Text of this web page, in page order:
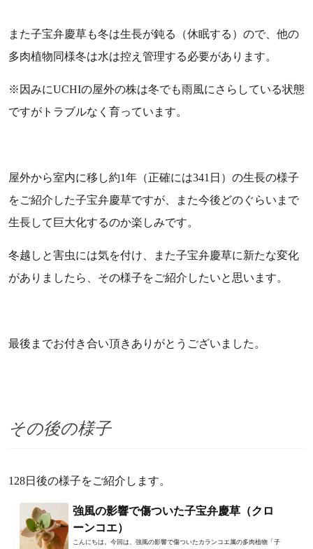
また子宝弁慶草も冬は生長が鈍る（休眠する）ので、他の
多肉植物同様冬は水は控え管理する必要があります。
※因みにUCHIの屋外の株は冬でも雨風にさらしている状態
ですがトラブルなく育っています。
屋外から室内に移し約1年（正確には341日）の生長の様子
をご紹介した子宝弁慶草ですが、また今後どのぐらいまで
生長して巨大化するのか楽しみです。
冬越しと害虫には気を付け、また子宝弁慶草に新たな変化
がありましたら、その様子をご紹介したいと思います。
最後までお付き合い頂きありがとうございました。
その後の様子
128日後の様子をご紹介します。
強風の影響で傷ついた子宝弁慶草（クロ
ーンコエ）
こんにちは。今回は、強風の影響で傷ついたカランコエ属の多肉植物「子